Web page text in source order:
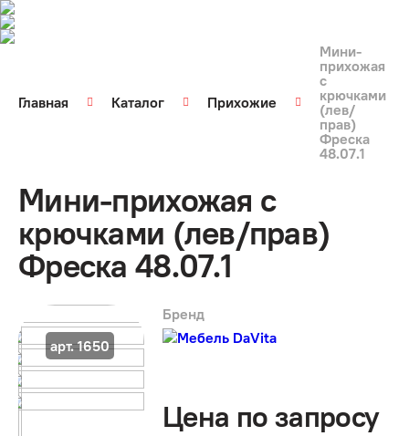
Главная Каталог Прихожие
Мини-
прихожая
с
крючками
(лев/
прав)
Фреска
48.07.1
Мини-прихожая с
крючками (лев/прав)
Фреска 48.07.1
арт. 1650
Бренд
Цена по запросу